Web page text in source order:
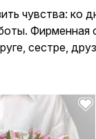
чувства:
сестре,